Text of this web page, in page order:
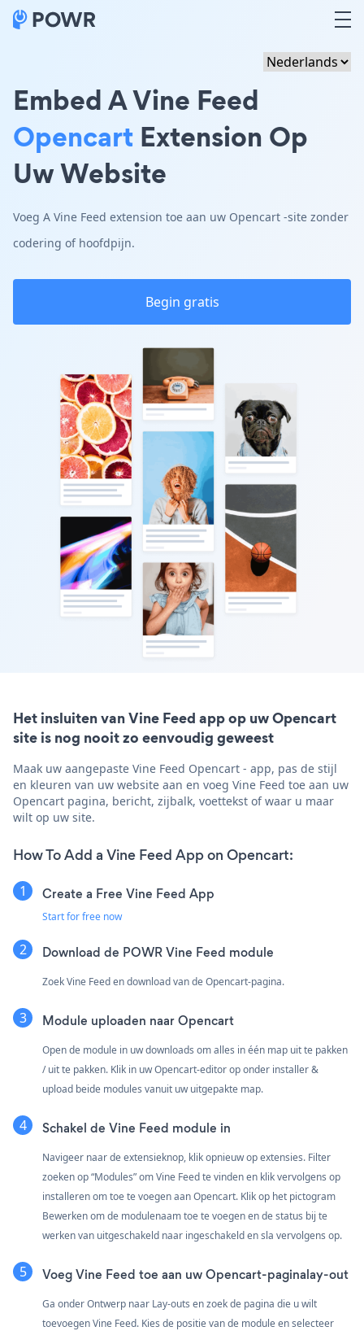
Embed A Vine Feed
Opencart Extension Op
Uw Website
Voeg A Vine Feed extension toe aan uw Opencart -site zonder
codering of hoofdpijn.
Begin gratis
Het insluiten van Vine Feed app op uw Opencart
site is nog nooit zo eenvoudig geweest
Maak uw aangepaste Vine Feed Opencart - app, pas de stijl
en kleuren van uw website aan en voeg Vine Feed toe aan uw
Opencart pagina, bericht, zijbalk, voettekst of waar u maar
wilt op uw site.
How To Add a Vine Feed App on Opencart:
Create a Free Vine Feed App
Start for free now
Download de POWR Vine Feed module
Zoek Vine Feed en download van de Opencart-pagina.
Module uploaden naar Opencart
Open de module in uw downloads om alles in één map uit te pakken
/ uit te pakken. Klik in uw Opencart-editor op onder installer &
upload beide modules vanuit uw uitgepakte map.
Schakel de Vine Feed module in
Navigeer naar de extensieknop, klik opnieuw op extensies. Filter
zoeken op “Modules” om Vine Feed te vinden en klik vervolgens op
installeren om toe te voegen aan Opencart. Klik op het pictogram
Bewerken om de modulenaam toe te voegen en de status bij te
werken van uitgeschakeld naar ingeschakeld en sla vervolgens op.
Voeg Vine Feed toe aan uw Opencart-paginalay-out
Ga onder Ontwerp naar Lay-outs en zoek de pagina die u wilt
toevoegen Vine Feed. Kies de positie van de module en selecteer